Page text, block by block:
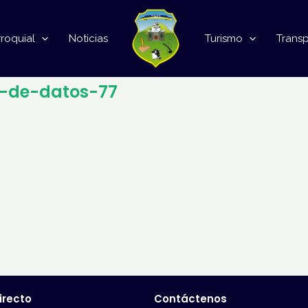
Noticias Turismo
de-datos-77
Contáctenos